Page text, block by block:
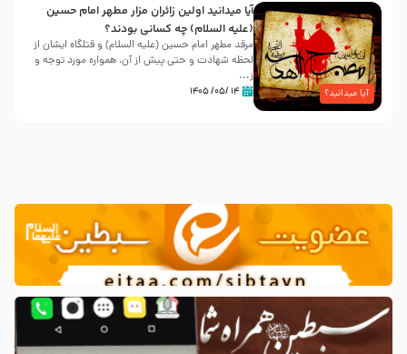
آیا میدانید؟
آیا میدانید اولین زائران مزار مطهر امام حسین
(علیه السلام) چه کسانی بودند؟
مرقد مطهر امام حسین (علیه السلام) و قتلگاه ایشان از
لحظه شهادت و حتی پیش از آن، همواره مورد توجه و
ز...
۱۴ /۰۵/ ۱۴۰۵